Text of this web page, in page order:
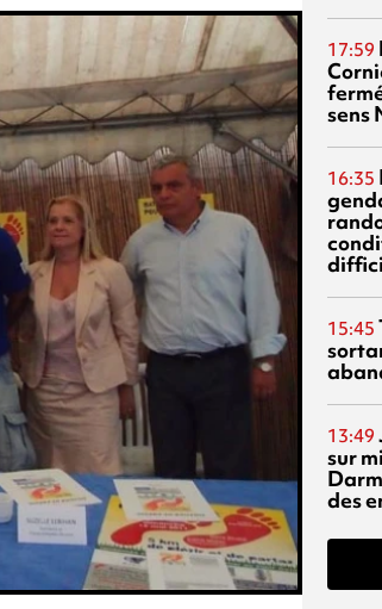
17:59
sens
16:35
15:45
13:49
sur
des